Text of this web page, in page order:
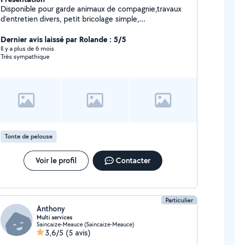
Disponible pour garde animaux de compagnie,travaux
d'entretien divers, petit bricolage simple,
Dernier avis laissé par Rolande : 5/5
Il y a plus de 6 mois
Très sympathique
Tonte de pelouse
Voir le profil Contacter
Particulier
Anthony
Multi services
Saincaize-Meauce (Saincaize-Meauce)
3,6/5 (5 avis)